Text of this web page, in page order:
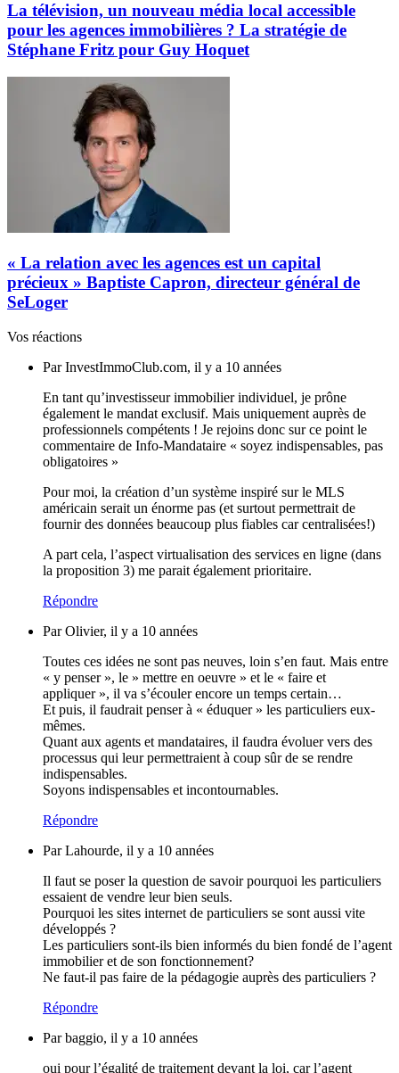
La télévision, un nouveau média local accessible
pour les agences immobilières ? La stratégie de
Stéphane Fritz pour Guy Hoquet
« La relation avec les agences est un capital
précieux » Baptiste Capron, directeur général de
SeLoger
Vos réactions
Par InvestImmoClub.com, il y a 10 années
En tant qu’investisseur immobilier individuel, je prône
également le mandat exclusif. Mais uniquement auprès de
professionnels compétents ! Je rejoins donc sur ce point le
commentaire de Info-Mandataire « soyez indispensables, pas
obligatoires »
Pour moi, la création d’un système inspiré sur le MLS
américain serait un énorme pas (et surtout permettrait de
fournir des données beaucoup plus fiables car centralisées!)
A part cela, l’aspect virtualisation des services en ligne (dans
la proposition 3) me parait également prioritaire.
Répondre
Par Olivier, il y a 10 années
Toutes ces idées ne sont pas neuves, loin s’en faut. Mais entre
« y penser », le » mettre en oeuvre » et le « faire et
appliquer », il va s’écouler encore un temps certain…
Et puis, il faudrait penser à « éduquer » les particuliers eux-
mêmes.
Quant aux agents et mandataires, il faudra évoluer vers des
processus qui leur permettraient à coup sûr de se rendre
indispensables.
Soyons indispensables et incontournables.
Répondre
Par Lahourde, il y a 10 années
Il faut se poser la question de savoir pourquoi les particuliers
essaient de vendre leur bien seuls.
Pourquoi les sites internet de particuliers se sont aussi vite
développés ?
Les particuliers sont-ils bien informés du bien fondé de l’agent
immobilier et de son fonctionnement?
Ne faut-il pas faire de la pédagogie auprès des particuliers ?
Répondre
Par baggio, il y a 10 années
oui pour l’égalité de traitement devant la loi, car l’agent